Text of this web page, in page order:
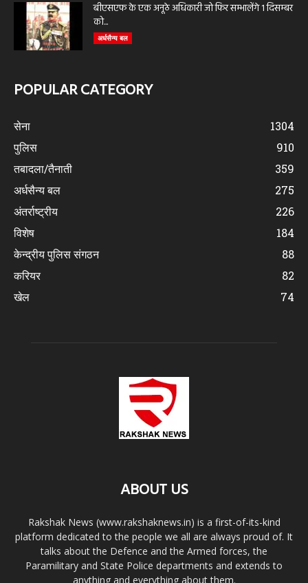
बीएसएफ के एक अनूठे अधिकारी जो फिर सम्भालेंगे 1 दिसम्बर
को...
अर्धसैन्य बल
POPULAR CATEGORY
सेना
1304
पुलिस
910
तबादला/तैनाती
359
अर्धसैन्य बल
275
अंतर्राष्ट्रीय
226
विशेष
184
केन्द्रीय पुलिस संगठन
88
करियर
82
खेल
74
ABOUT US
Rakshak News (www.rakshaknews.in) is a first-of-its-kind
platform dedicated to the people we all are always proud of. It
talks about the Defence and the Armed forces, the
Paramilitary and State Police departments and extends to
anything and everything about them.